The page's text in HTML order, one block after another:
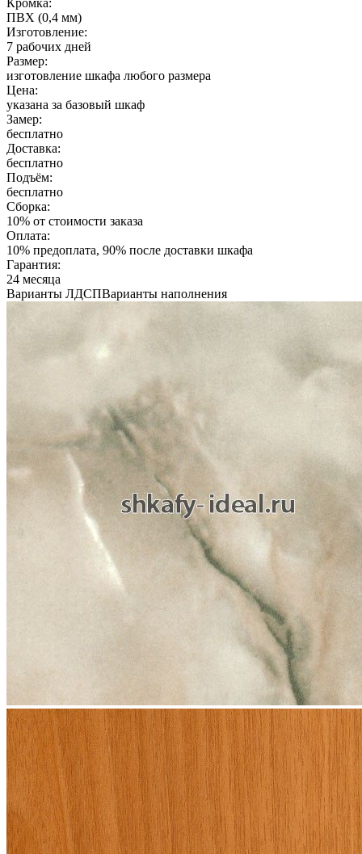
ПВХ (0,4 мм)
Изготовление:
7 рабочих дней
Размер:
изготовление шкафа любого размера
Цена:
указана за базовый шкаф
Замер:
бесплатно
Доставка:
бесплатно
Подъём:
бесплатно
Сборка:
10% от стоимости заказа
Оплата:
10% предоплата, 90% после доставки шкафа
Гарантия:
24 месяца
Варианты ЛДСПВарианты наполнения